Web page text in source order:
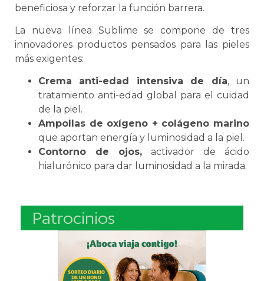
beneficiosa y reforzar la función barrera.
La nueva línea Sublime se compone de tres
innovadores productos pensados para las pieles
más exigentes:
Crema anti-edad intensiva de día, un
tratamiento anti-edad global para el cuidad
de la piel.
Ampollas de oxígeno + colágeno marino
que aportan energía y luminosidad a la piel.
Contorno de ojos, activador de ácido
hialurónico para dar luminosidad a la mirada.
Patrocinios